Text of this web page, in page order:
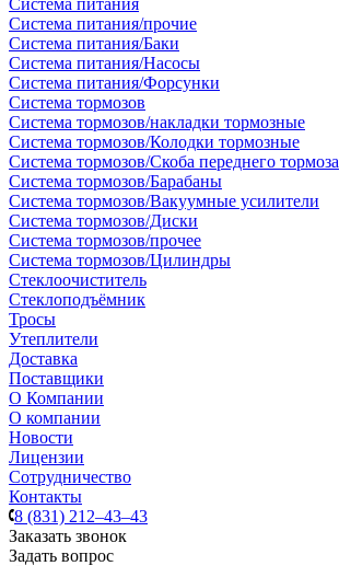
Система питания
Система питания/прочие
Система питания/Баки
Система питания/Насосы
Система питания/Форсунки
Система тормозов
Система тормозов/накладки тормозные
Система тормозов/Колодки тормозные
Система тормозов/Скоба переднего тормоза
Система тормозов/Барабаны
Система тормозов/Вакуумные усилители
Система тормозов/Диски
Система тормозов/прочее
Система тормозов/Цилиндры
Стеклоочиститель
Стеклоподъёмник
Тросы
Утеплители
Доставка
Поставщики
О Компании
О компании
Новости
Лицензии
Сотрудничество
Контакты
8 (831) 212–43–43
Заказать звонок
Задать вопрос